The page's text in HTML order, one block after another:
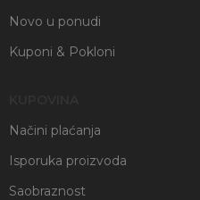
Novo u ponudi
Kuponi & Pokloni
Načini plaćanja
Isporuka proizvoda
Saobraznost